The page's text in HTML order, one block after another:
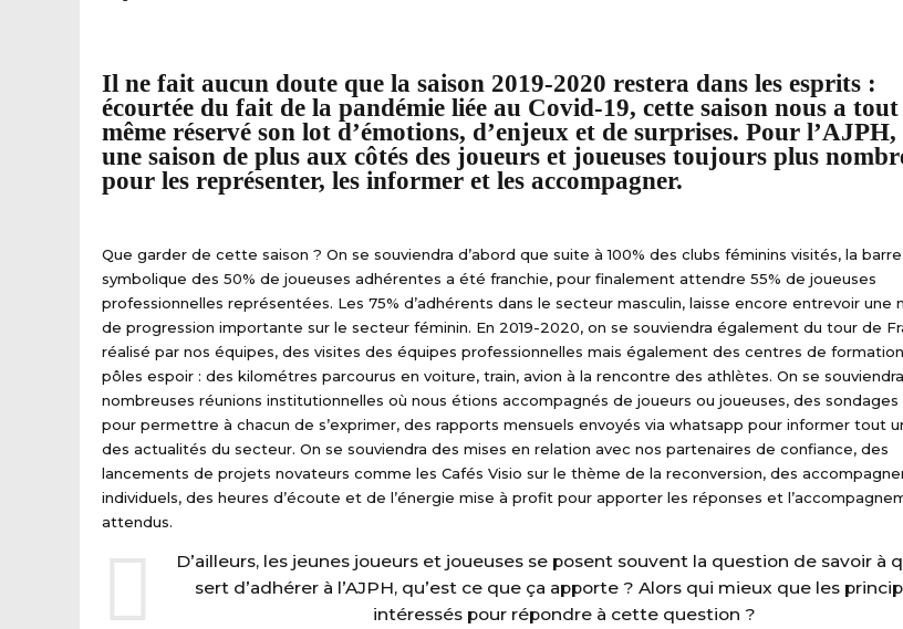
Il ne fait aucun doute que la saison 2019-2020 restera dans les esprits :
écourtée du fait de la pandémie liée au Covid-19, cette saison nous a tout
même réservé son lot d’émotions, d’enjeux et de surprises. Pour l’AJPH,
une saison de plus aux côtés des joueurs et joueuses toujours plus
pour les représenter, les informer et les accompagner.
Que garder de cette saison ? On se souviendra d’abord que suite à 100% des clubs féminins visités, la barre
symbolique des 50% de joueuses adhérentes a été franchie, pour finalement attendre 55% de joueuses
professionnelles représentées. Les 75% d’adhérents dans le secteur masculin, laisse encore entrevoir une
de progression importante sur le secteur féminin. En 2019-2020, on se souviendra également du tour de
réalisé par nos équipes, des visites des équipes professionnelles mais également des centres de
pôles espoir : des kilométres parcourus en voiture, train, avion à la rencontre des athlètes. On se
nombreuses réunions institutionnelles où nous étions accompagnés de joueurs ou joueuses, des sondages
pour permettre à chacun de s’exprimer, des rapports mensuels envoyés via whatsapp pour informer tout
des actualités du secteur. On se souviendra des mises en relation avec nos partenaires de confiance, des
lancements de projets novateurs comme les Cafés Visio sur le thème de la reconversion, des
individuels, des heures d’écoute et de l’énergie mise à profit pour apporter les réponses et
attendus.
D’ailleurs, les jeunes joueurs et joueuses se posent souvent la question de savoir à
sert d’adhérer à l’AJPH, qu’est ce que ça apporte ? Alors qui mieux que les
intéressés pour répondre à cette question ?